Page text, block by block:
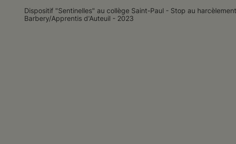
Dispositif "Sentinelles" au collège Saint-Paul - Stop au
Barbery/Apprentis d'Auteuil - 2023